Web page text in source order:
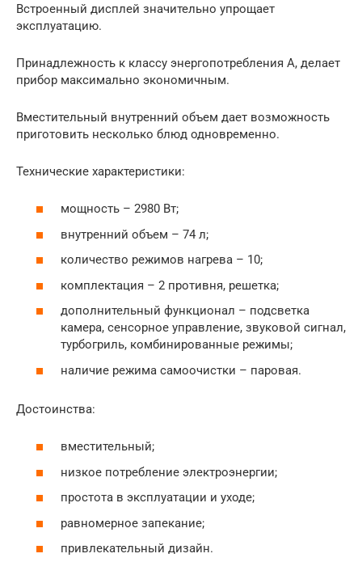
Встроенный дисплей значительно упрощает
эксплуатацию.
Принадлежность к классу энергопотребления А, делает
прибор максимально экономичным.
Вместительный внутренний объем дает возможность
приготовить несколько блюд одновременно.
Технические характеристики:
мощность – 2980 Вт;
внутренний объем – 74 л;
количество режимов нагрева – 10;
комплектация – 2 противня, решетка;
дополнительный функционал – подсветка
камера, сенсорное управление, звуковой сигнал,
турбогриль, комбинированные режимы;
наличие режима самоочистки – паровая.
Достоинства:
вместительный;
низкое потребление электроэнергии;
простота в эксплуатации и уходе;
равномерное запекание;
привлекательный дизайн.